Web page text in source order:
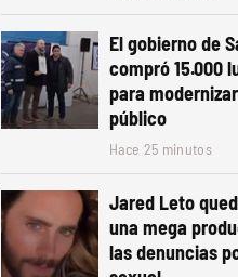
El gobierno de
compró 15.000
para
público
Hace 25 minutos
Jared Leto
una mega
las denuncias